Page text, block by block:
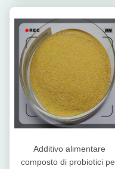
Additivo alimentare
composto di probiotici per